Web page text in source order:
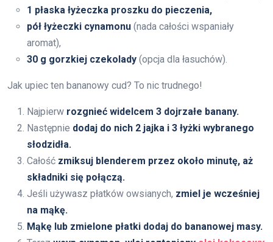
1 płaska łyżeczka proszku do pieczenia,
pół łyżeczki cynamonu (nada całości wspaniały
aromat),
30 g gorzkiej czekolady (opcja dla łasuchów).
Jak upiec ten bananowy cud? To nic trudnego!
Najpierw rozgnieć widelcem 3 dojrzałe banany.
Następnie dodaj do nich 2 jajka i 3 łyżki wybranego
słodzidła.
Całość zmiksuj blenderem przez około minutę, aż
składniki się połączą.
Jeśli używasz płatków owsianych, zmiel je wcześniej
na mąkę.
Mąkę lub zmielone płatki dodaj do bananowej masy.